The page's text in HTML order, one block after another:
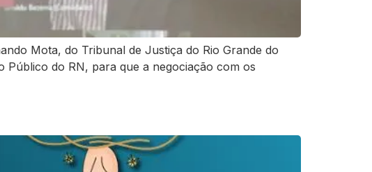
Mota, do Tribunal de Justiça do Rio Grande do
do RN, para que a negociação com os